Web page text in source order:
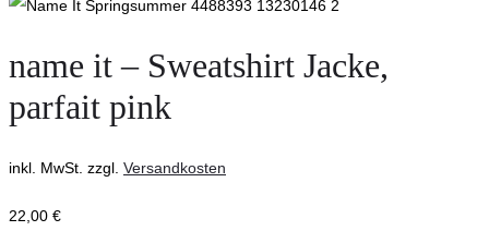
name it – Sweatshirt Jacke,
parfait pink
inkl. MwSt. zzgl. Versandkosten
22,00 €